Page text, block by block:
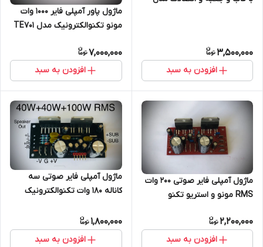
3,500,000
افزودن به سبد
ماژول پاور آمپلی فایر ۱۰۰۰ وات
مونو تکنوالکترونیک مدل TE701
7,000,000
افزودن به سبد
ماژول آمپلی فایر صوتی ۲۰۰ وات
RMS مونو و استریو تکنو
2,200,000
افزودن به سبد
ماژول آمپلی فایر صوتی سه
کاناله ۱۸۰ وات تکنوالکترونیک
1,800,000
افزودن به سبد